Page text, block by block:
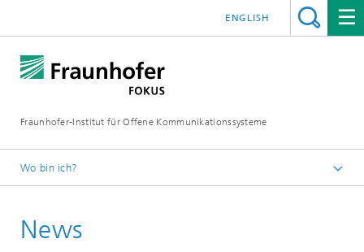
Fraunhofer-Institut für Offene Kommunikationssysteme
ENGLISH
Wo bin ich?
News